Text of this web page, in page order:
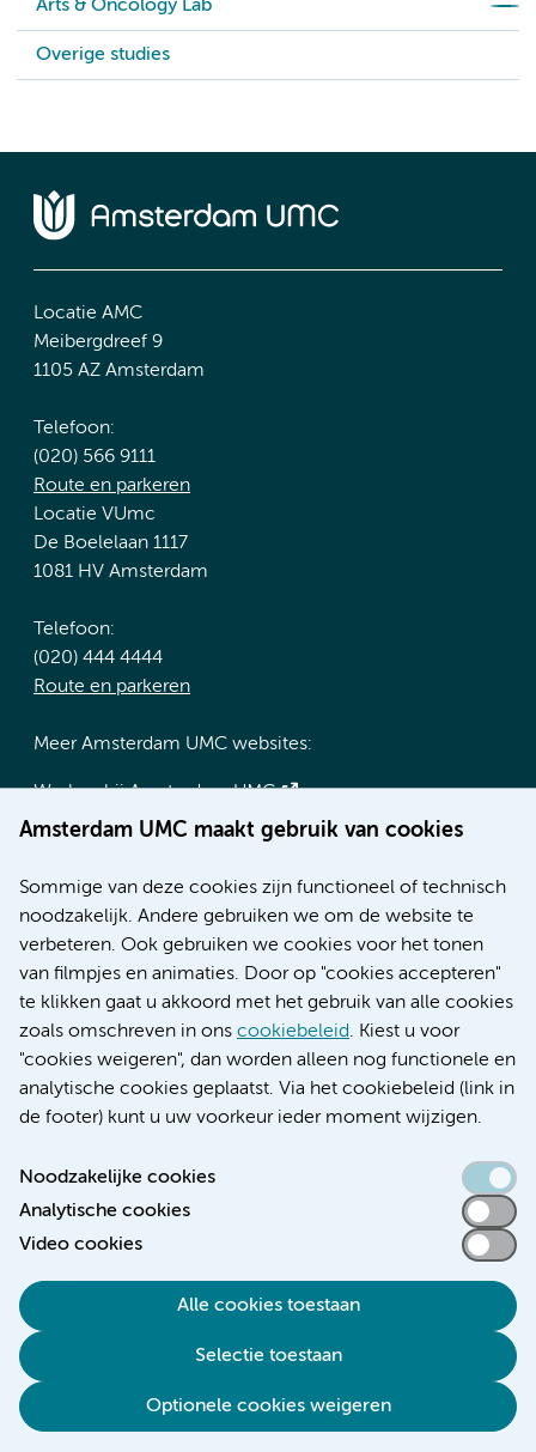
Amsterdam UMC maakt gebruik van cookies
Sommige van deze cookies zijn functioneel of technisch
noodzakelijk. Andere gebruiken we om de website te
verbeteren. Ook gebruiken we cookies voor het tonen
van filmpjes en animaties. Door op "cookies accepteren"
te klikken gaat u akkoord met het gebruik van alle cookies
zoals omschreven in ons cookiebeleid. Kiest u voor
"cookies weigeren", dan worden alleen nog functionele en
analytische cookies geplaatst. Via het cookiebeleid (link in
de footer) kunt u uw voorkeur ieder moment wijzigen.
Noodzakelijke cookies
Analytische cookies
Video cookies
Alle cookies toestaan
Selectie toestaan
Optionele cookies weigeren
Arts & Oncology Lab
Overige studies
Locatie AMC
Meibergdreef 9
1105 AZ Amsterdam
Telefoon:
(020) 566 9111
Route en parkeren
Locatie VUmc
De Boelelaan 1117
1081 HV Amsterdam
Telefoon:
(020) 444 4444
Route en parkeren
Meer Amsterdam UMC websites:
Werken bij Amsterdam UMC
Over Amsterdam UMC
Research
Educatie locatie AMC
Educatie locatie VUmc
Verwijzen & diagnostiek
Toegankelijkheidsverklaring
Responsible disclosure
Disclaimer